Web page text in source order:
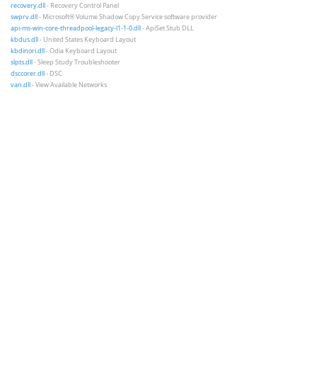
recovery.dll- Recovery Control Panel
swprv.dll- Microsoft® Volume Shadow Copy Service software provider
api-ms-win-core-threadpool-legacy-l1-1-0.dll- ApiSet Stub DLL
kbdus.dll- United States Keyboard Layout
kbdinori.dll- Odia Keyboard Layout
slpts.dll- Sleep Study Troubleshooter
dsccorer.dll- DSC
van.dll- View Available Networks